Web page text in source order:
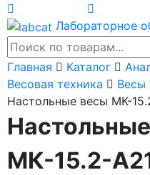
Лабораторное
Главная Каталог
Весовая техника
Весы
Настольные весы МК-
МК-15.2-